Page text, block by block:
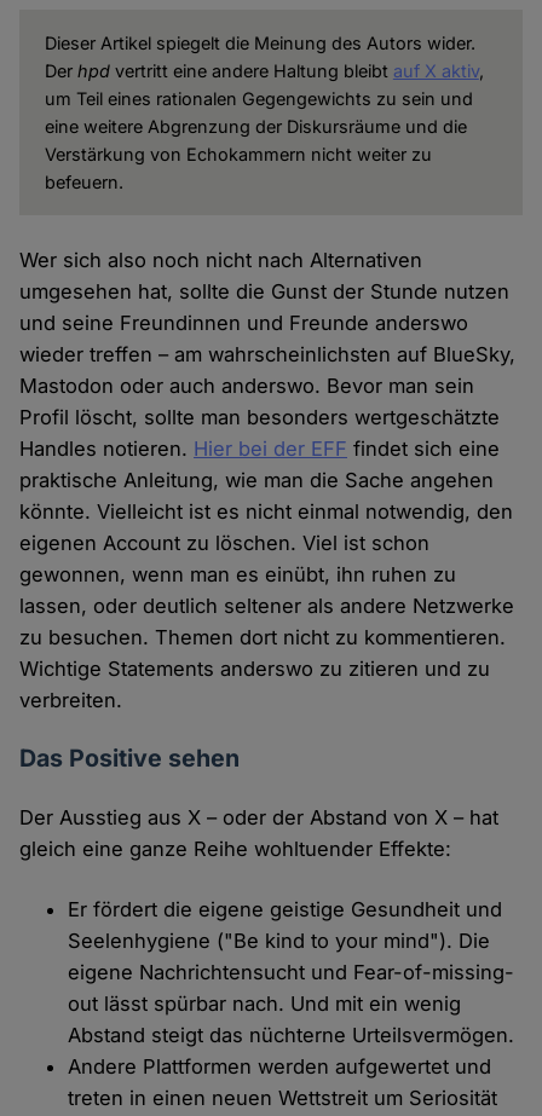
Dieser Artikel spiegelt die Meinung des Autors wider.
Der hpd vertritt eine andere Haltung bleibt auf X aktiv,
um Teil eines rationalen Gegengewichts zu sein und
eine weitere Abgrenzung der Diskursräume und die
Verstärkung von Echokammern nicht weiter zu
befeuern.
Wer sich also noch nicht nach Alternativen
umgesehen hat, sollte die Gunst der Stunde nutzen
und seine Freundinnen und Freunde anderswo
wieder treffen – am wahrscheinlichsten auf BlueSky,
Mastodon oder auch anderswo. Bevor man sein
Profil löscht, sollte man besonders wertgeschätzte
Handles notieren. Hier bei der EFF findet sich eine
praktische Anleitung, wie man die Sache angehen
könnte. Vielleicht ist es nicht einmal notwendig, den
eigenen Account zu löschen. Viel ist schon
gewonnen, wenn man es einübt, ihn ruhen zu
lassen, oder deutlich seltener als andere Netzwerke
zu besuchen. Themen dort nicht zu kommentieren.
Wichtige Statements anderswo zu zitieren und zu
verbreiten.
Das Positive sehen
Der Ausstieg aus X – oder der Abstand von X – hat
gleich eine ganze Reihe wohltuender Effekte:
Er fördert die eigene geistige Gesundheit und
Seelenhygiene ("Be kind to your mind"). Die
eigene Nachrichtensucht und Fear-of-missing-
out lässt spürbar nach. Und mit ein wenig
Abstand steigt das nüchterne Urteilsvermögen.
Andere Plattformen werden aufgewertet und
treten in einen neuen Wettstreit um Seriosität